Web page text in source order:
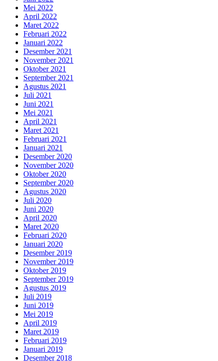
Mei 2022
April 2022
Maret 2022
Februari 2022
Januari 2022
Desember 2021
November 2021
Oktober 2021
September 2021
Agustus 2021
Juli 2021
Juni 2021
Mei 2021
April 2021
Maret 2021
Februari 2021
Januari 2021
Desember 2020
November 2020
Oktober 2020
September 2020
Agustus 2020
Juli 2020
Juni 2020
April 2020
Maret 2020
Februari 2020
Januari 2020
Desember 2019
November 2019
Oktober 2019
September 2019
Agustus 2019
Juli 2019
Juni 2019
Mei 2019
April 2019
Maret 2019
Februari 2019
Januari 2019
Desember 2018